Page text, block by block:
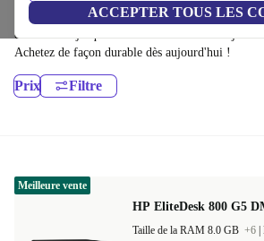
ACCEPTER TOUS LES
Ordinateurs de bureau HP certifiés
économisez jusqu'à 40 %. Retours sous 30 jours
Achetez de façon durable dès aujourd'hui !
Prix Filtre
HP EliteDesk 800 G5
Taille de la RAM 8.0 GB +6
Meilleure vente